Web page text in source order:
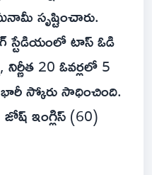
సృష్టించారు.
టాస్ ఓడి
20 ఓవర్లలో 5
భారీ స్కోరు సాధించింది.
ఇంగ్లిస్ (60)